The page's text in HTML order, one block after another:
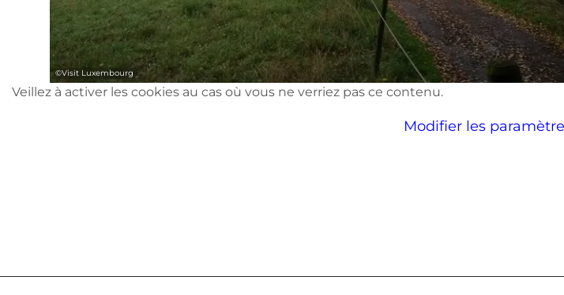
©Visit Luxembourg
Veillez à activer les cookies au cas où vous ne verriez pas ce contenu.
Modifier les